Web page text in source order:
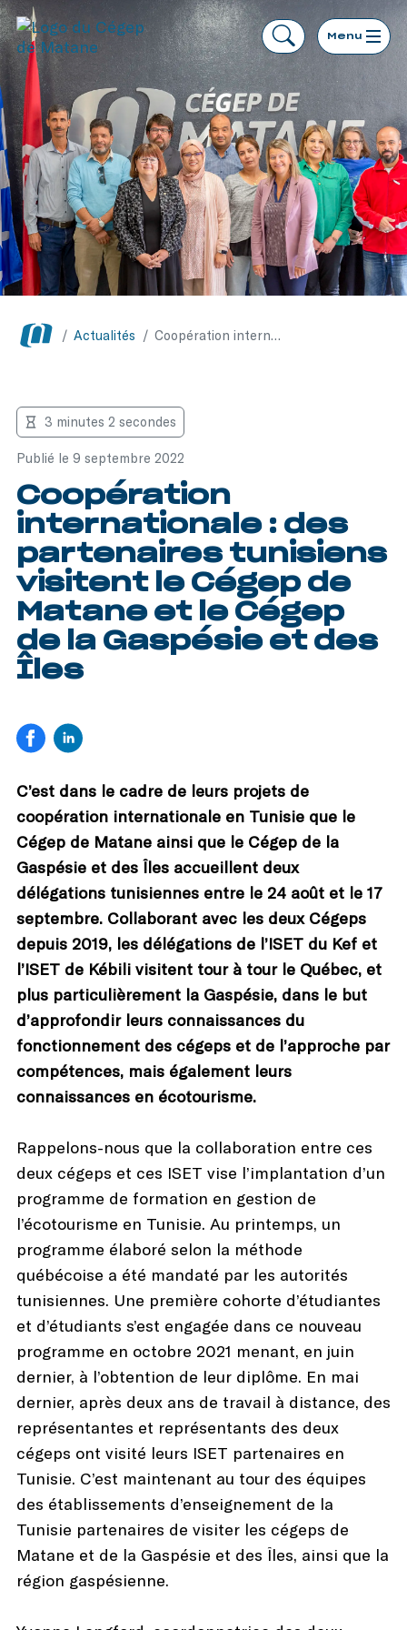
Menu
/ Actualités / Coopération internationale : des partenaires tunisiens visitent le Cégep de Matane et le Cégep de la Gaspésie et des Îles
Publié le 9 septembre 2022
3 minutes 2 secondes
Coopération
internationale : des
partenaires tunisiens
visitent le Cégep de
Matane et le Cégep
de la Gaspésie et des
Îles
C’est dans le cadre de leurs projets de
coopération internationale en Tunisie que le
Cégep de Matane ainsi que le Cégep de la
Gaspésie et des Îles accueillent deux
délégations tunisiennes entre le 24 août et le 17
septembre. Collaborant avec les deux Cégeps
depuis 2019, les délégations de l’ISET du Kef et
l’ISET de Kébili visitent tour à tour le Québec, et
plus particulièrement la Gaspésie, dans le but
d’approfondir leurs connaissances du
fonctionnement des cégeps et de l’approche par
compétences, mais également leurs
connaissances en écotourisme.
Rappelons-nous que la collaboration entre ces
deux cégeps et ces ISET vise l’implantation d’un
programme de formation en gestion de
l’écotourisme en Tunisie. Au printemps, un
programme élaboré selon la méthode
québécoise a été mandaté par les autorités
tunisiennes. Une première cohorte d’étudiantes
et d’étudiants s’est engagée dans ce nouveau
programme en octobre 2021 menant, en juin
dernier, à l’obtention de leur diplôme. En mai
dernier, après deux ans de travail à distance, des
représentantes et représentants des deux
cégeps ont visité leurs ISET partenaires en
Tunisie. C’est maintenant au tour des équipes
des établissements d’enseignement de la
Tunisie partenaires de visiter les cégeps de
Matane et de la Gaspésie et des Îles, ainsi que la
région gaspésienne.